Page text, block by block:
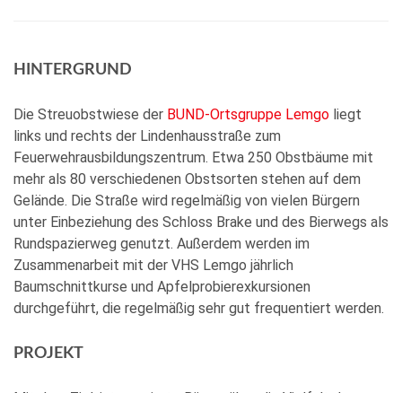
HINTERGRUND
Die Streuobstwiese der BUND-Ortsgruppe Lemgo liegt
links und rechts der Lindenhausstraße zum
Feuerwehrausbildungszentrum. Etwa 250 Obstbäume mit
mehr als 80 verschiedenen Obstsorten stehen auf dem
Gelände. Die Straße wird regelmäßig von vielen Bürgern
unter Einbeziehung des Schloss Brake und des Bierwegs als
Rundspazierweg genutzt. Außerdem werden im
Zusammenarbeit mit der VHS Lemgo jährlich
Baumschnittkurse und Apfelprobierexkursionen
durchgeführt, die regelmäßig sehr gut frequentiert werden.
PROJEKT